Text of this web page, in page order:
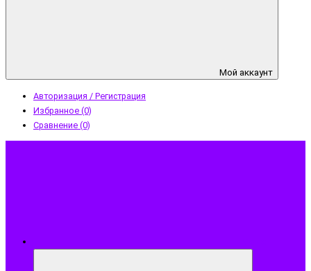
Мой аккаунт
Авторизация / Регистрация
Избранное (0)
Сравнение (0)